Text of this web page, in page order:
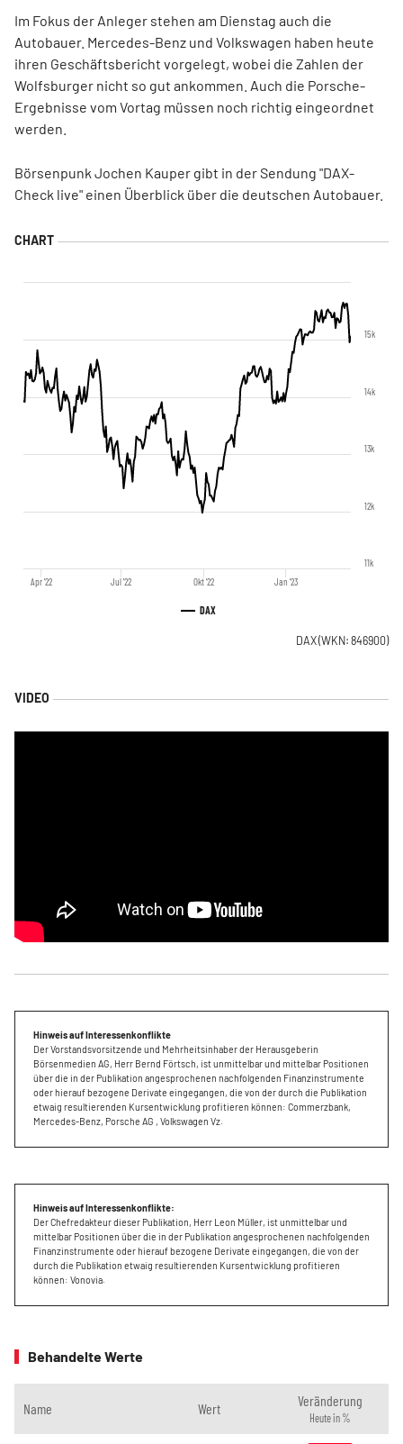
Im Fokus der Anleger stehen am Dienstag auch die
Autobauer. Mercedes-Benz und Volkswagen haben heute
ihren Geschäftsbericht vorgelegt, wobei die Zahlen der
Wolfsburger nicht so gut ankommen. Auch die Porsche-
Ergebnisse vom Vortag müssen noch richtig eingeordnet
werden.
Börsenpunk Jochen Kauper gibt in der Sendung "DAX-
Check live" einen Überblick über die deutschen Autobauer.
DAX
Jul '22 Jan '23
Apr '22 Okt '22
11k
12k
13k
14k
15k
DAX(WKN: 846900)
Hinweis auf Interessenkonflikte
Der Vorstandsvorsitzende und Mehrheitsinhaber der Herausgeberin
Börsenmedien AG, Herr Bernd Förtsch, ist unmittelbar und mittelbar Positionen
über die in der Publikation angesprochenen nachfolgenden Finanzinstrumente
oder hierauf bezogene Derivate eingegangen, die von der durch die Publikation
etwaig resultierenden Kursentwicklung profitieren können: Commerzbank,
Mercedes-Benz, Porsche AG , Volkswagen Vz.
Hinweis auf Interessenkonflikte:
Der Chefredakteur dieser Publikation, Herr Leon Müller, ist unmittelbar und
mittelbar Positionen über die in der Publikation angesprochenen nachfolgenden
Finanzinstrumente oder hierauf bezogene Derivate eingegangen, die von der
durch die Publikation etwaig resultierenden Kursentwicklung profitieren
können: Vonovia.
Behandelte Werte
Name Wert Veränderung
Heute in %